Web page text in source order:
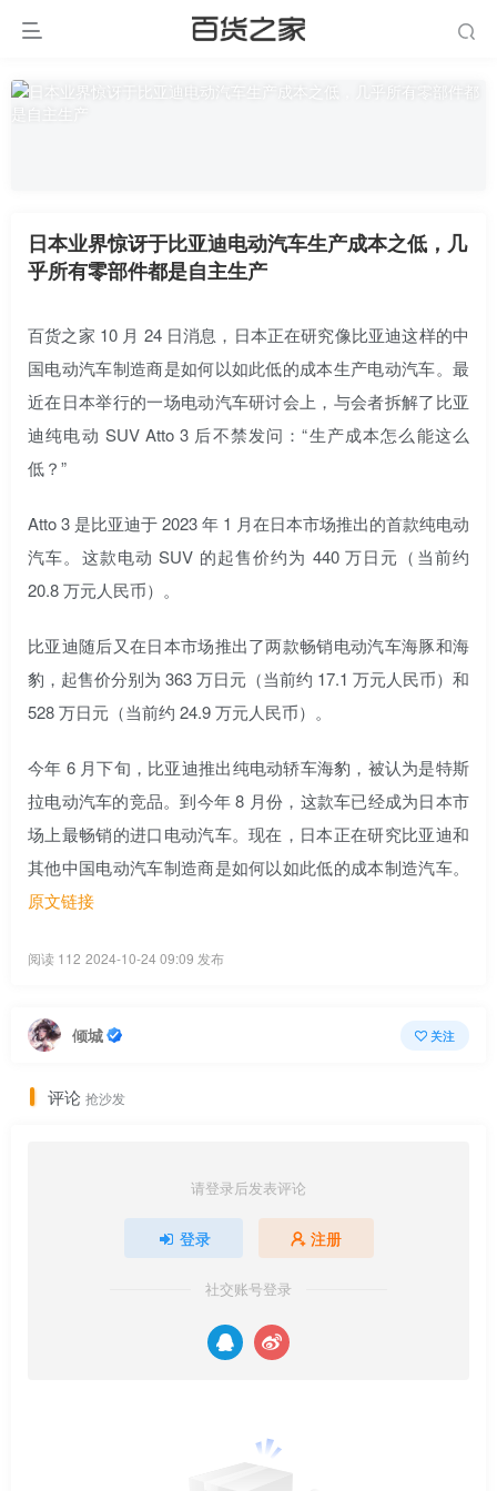
日本业界惊讶于比亚迪电动汽车生产成本之低，几
乎所有零部件都是自主生产
百货之家 10 月 24 日消息，日本正在研究像比亚迪这样的中
国电动汽车制造商是如何以如此低的成本生产电动汽车。最
近在日本举行的一场电动汽车研讨会上，与会者拆解了比亚
迪纯电动 SUV Atto 3 后不禁发问：“生产成本怎么能这么
低？”
Atto 3 是比亚迪于 2023 年 1 月在日本市场推出的首款纯电动
汽车。这款电动 SUV 的起售价约为 440 万日元（当前约
20.8 万元人民币）。
比亚迪随后又在日本市场推出了两款畅销电动汽车海豚和海
豹，起售价分别为 363 万日元（当前约 17.1 万元人民币）和
528 万日元（当前约 24.9 万元人民币）。
今年 6 月下旬，比亚迪推出纯电动轿车海豹，被认为是特斯
拉电动汽车的竞品。到今年 8 月份，这款车已经成为日本市
场上最畅销的进口电动汽车。现在，日本正在研究比亚迪和
其他中国电动汽车制造商是如何以如此低的成本制造汽车。
原文链接
阅读 112 2024-10-24 09:09 发布
倾城 关注
评论 抢沙发
请登录后发表评论
登录 注册
社交账号登录